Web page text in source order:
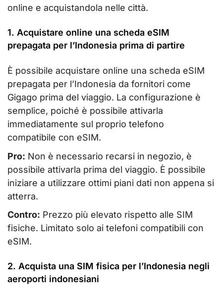
online e acquistandola nelle città.
1. Acquistare online una scheda eSIM
prepagata per l’Indonesia prima di partire
È possibile acquistare online una scheda eSIM
prepagata per l’Indonesia da fornitori come
Gigago prima del viaggio. La configurazione è
semplice, poiché è possibile attivarla
immediatamente sul proprio telefono
compatibile con eSIM.
Pro: Non è necessario recarsi in negozio, è
possibile attivarla prima del viaggio. È possibile
iniziare a utilizzare ottimi piani dati non appena si
atterra.
Contro: Prezzo più elevato rispetto alle SIM
fisiche. Limitato solo ai telefoni compatibili con
eSIM.
2. Acquista una SIM fisica per l’Indonesia negli
aeroporti indonesiani